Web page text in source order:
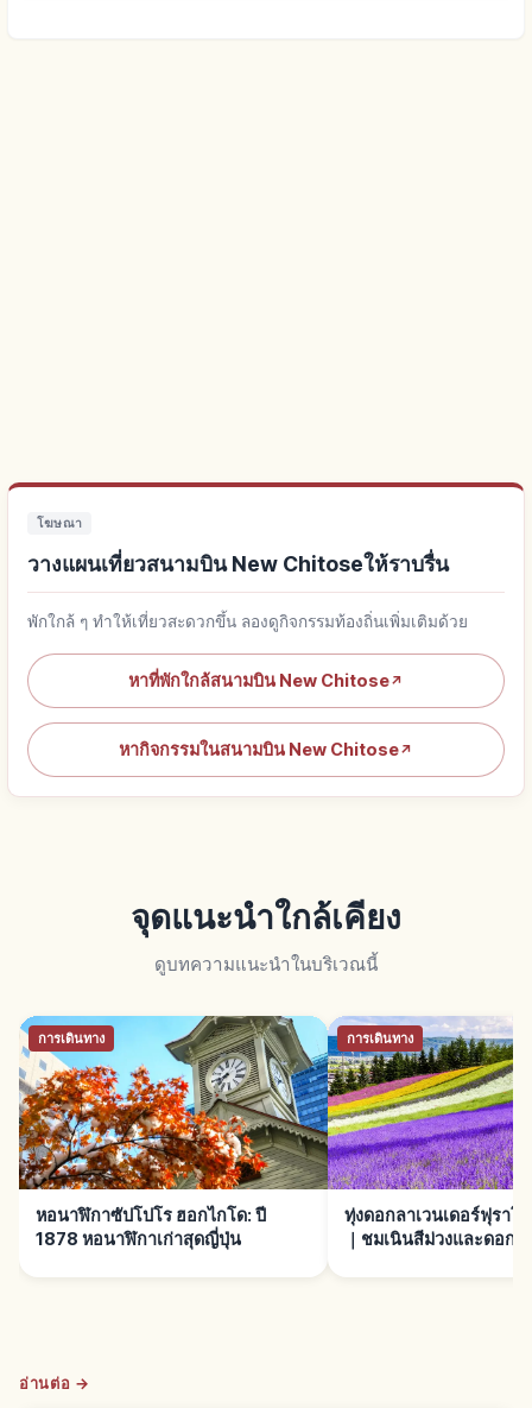
โฆษณา
วางแผนเที่ยวสนามบิน New Chitoseให้ราบรื่น
พักใกล้ ๆ ทำให้เที่ยวสะดวกขึ้น ลองดูกิจกรรมท้องถิ่นเพิ่มเติมด้วย
หาที่พักใกล้สนามบิน New Chitose↗
หากิจกรรมในสนามบิน New Chitose↗
จุดแนะนำใกล้เคียง
ดูบทความแนะนำในบริเวณนี้
การเดินทาง
หอนาฬิกาซัปโปโร ฮอกไกโด: ปี
1878 หอนาฬิกาเก่าสุดญี่ปุ่น
การเดินทาง
ทุ่งดอกลาเวนเดอร์ฟุราโ
｜ชมเนินสีม่วงและดอกไ
อ่านต่อ →